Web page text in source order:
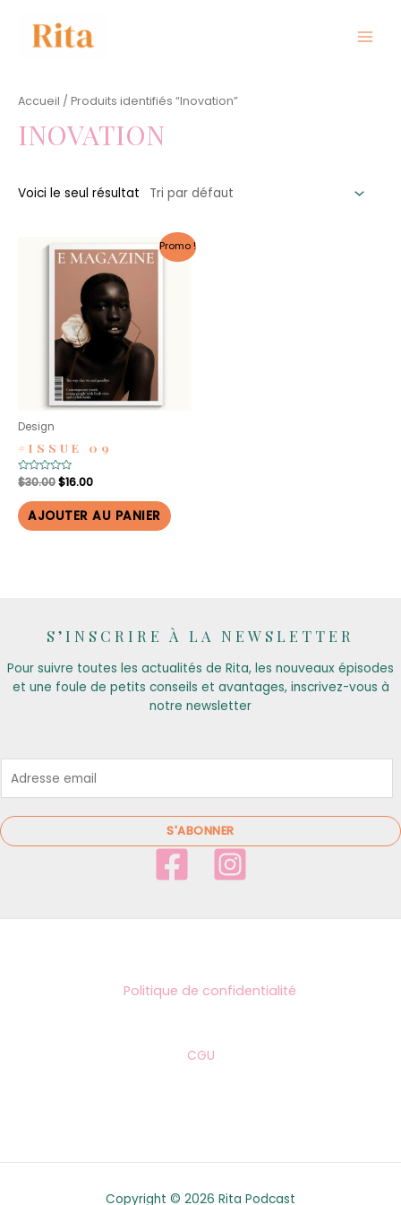
contenu
Accueil / Produits identifiés “Inovation”
INOVATION
Voici le seul résultat
Promo !
Design
#ISSUE 09
Note
0
sur
5
$30.00Le
initial
était :
$16.00Le
actuel
est :
AJOUTER AU PANIER
S’INSCRIRE À LA NEWSLETTER
Pour suivre toutes les actualités de Rita, les nouveaux épisodes
et une foule de petits conseils et avantages, inscrivez-vous à
notre newsletter
m
i
l
S'ABONNER
Politique de confidentialité
CGU
Copyright © 2026 Rita Podcast